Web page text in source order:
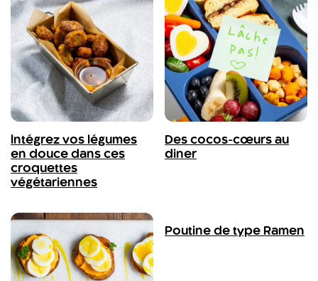
Intégrez vos légumes
en douce dans ces
croquettes
végétariennes
Des cocos-cœurs au
diner
Poutine de type Ramen